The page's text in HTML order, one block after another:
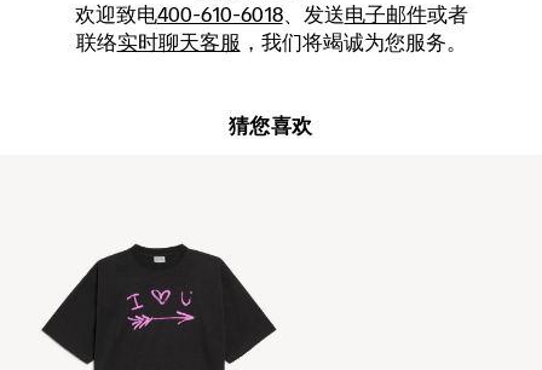
欢迎致电400-610-6018、发送电子邮件或者
联络实时聊天客服 ，我们将竭诚为您服务。
猜您喜欢